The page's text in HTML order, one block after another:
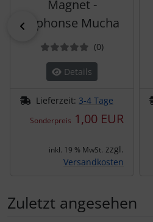
zurück
Magnet -
Alphonse Mucha
(0Bewertungen
)
Details
Lieferzeit: 3-4 Tage
Sonderpreis 1,00 EUR
inkl. 19 % MwSt. zzgl.
Versandkosten
Zuletzt angesehen